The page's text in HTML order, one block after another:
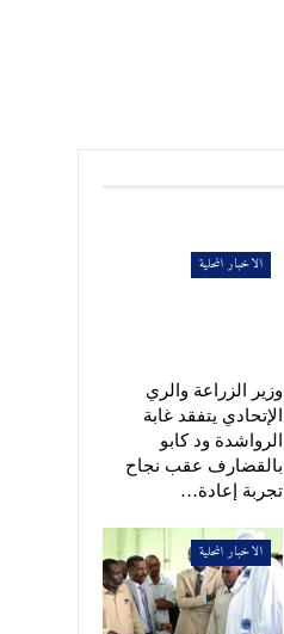
الاخبار المحلية
وزير الزراعة والري
الإتحادي يتفقد غابة
الرواشدة ود كابو
بالقضارف عقب نجاح
تجربة إعادة…
الاخبار المحلية